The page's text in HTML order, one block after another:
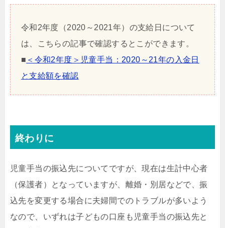
令和2年度（2020～2021年）の支給日について
は、こちらの記事で確認するとこができます。
■ ＜令和2年度＞児童手当：2020～21年の入金日
と支給額を確認
終わりに
児童手当の振込先についてですが、現在は生計中心者
（保護者）となっていますが、離婚・別居などで、振
込先を変更する場合に夫婦間でのトラブルが多いよう
なので、いずれは子どもの口座も児童手当の振込先と